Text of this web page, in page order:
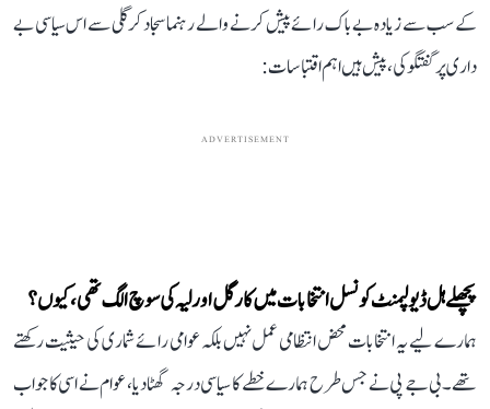
کے سب سے زیادہ بےباک رائے پیش کرنے والے رہنما سجاد کرگلی سے اس سیاسی بے
داری پر گفتگو کی، پیش ہیں اہم اقتباسات:
ADVERTISEMENT
پچھلے ہل ڈیولپمنٹ کونسل انتخابات میں کارگل اور لیہ کی سوچ الگ تھی، کیوں؟
ہمارے لیے یہ انتخابات محض انتظامی عمل نہیں بلکہ عوامی رائے شماری کی حیثیت رکھتے
تھے۔ بی جے پی نے جس طرح ہمارے خطے کا سیاسی درجہ گھٹا دیا، عوام نے اسی کا جواب